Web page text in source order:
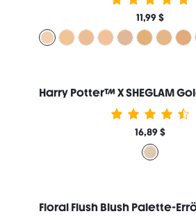
11,99 $
16,89 $